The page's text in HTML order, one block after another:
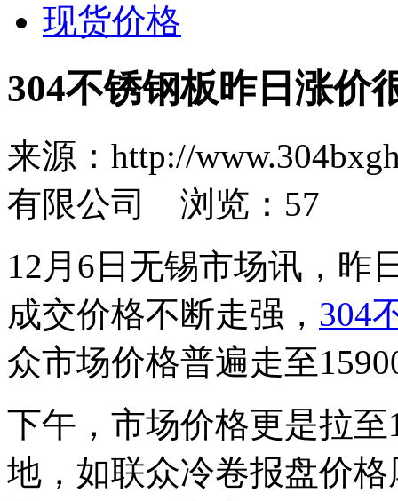
现货价格
304不锈钢板昨日涨价
来源：http://
有限公司 浏览： 57
12月6日无锡市场讯，昨
成交价格不断走强， 304
众市场价格普遍走至
下午，市场价格更是拉至
地，如联众冷卷报盘价